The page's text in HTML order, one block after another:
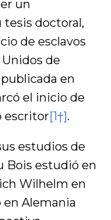
un
tesis doctoral,
de esclavos
de
publicada en
el inicio de
escritor[1†].
estudios de
Bois estudió en
Wilhelm en
en Alemania